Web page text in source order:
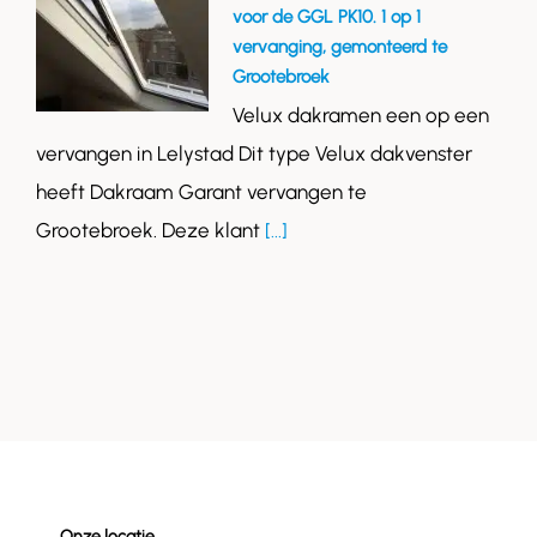
voor de GGL PK10. 1 op 1
vervanging, gemonteerd te
Grootebroek
Velux dakramen een op een
vervangen in Lelystad Dit type Velux dakvenster
heeft Dakraam Garant vervangen te
Grootebroek. Deze klant [...]